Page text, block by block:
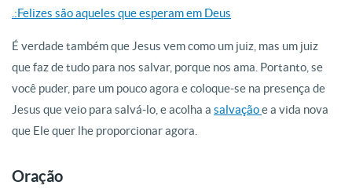
.:Felizes são aqueles que esperam em Deus
É verdade também que Jesus vem como um juiz, mas um juiz
que faz de tudo para nos salvar, porque nos ama. Portanto, se
você puder, pare um pouco agora e coloque-se na presença de
Jesus que veio para salvá-lo, e acolha a salvaçãoe a vida nova
que Ele quer lhe proporcionar agora.
Oração